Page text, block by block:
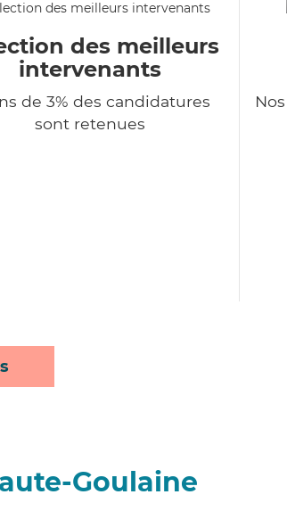
des meilleurs
intervenants
de 3% des candidatures
sont retenues
Goulaine